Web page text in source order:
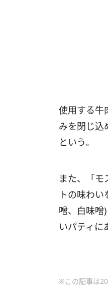
使用する牛
みを閉じ込
という。
また、「
トの味わ
噌、白味噌
いパティに
※この記事は